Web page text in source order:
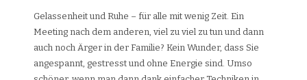
Gelassenheit und Ruhe – für alle mit wenig Zeit. Ein
Meeting nach dem anderen, viel zu viel zu tun und dann
auch noch Ärger in der Familie? Kein Wunder, dass Sie
angespannt, gestresst und ohne Energie sind. Umso